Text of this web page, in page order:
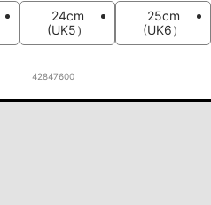
24cm
(UK5）
25cm
(UK6）
42847600